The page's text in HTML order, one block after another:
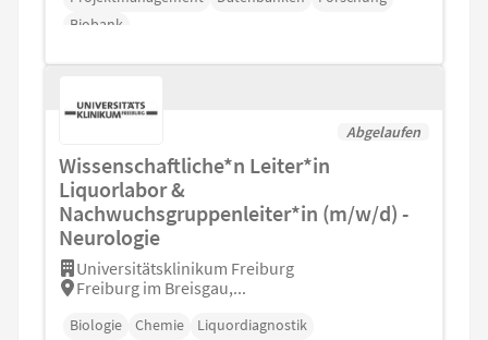
Biobank
Abgelaufen
Wissenschaftliche*n Leiter*in
Liquorlabor &
Nachwuchsgruppenleiter*in (m/w/d) -
Neurologie
Universitätsklinikum Freiburg
Freiburg im Breisgau,...
Biologie Chemie
Liquordiagnostik